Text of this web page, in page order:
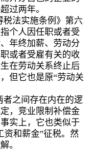
过两年。
税法实施条例》第六
个人因任职或者受
年终加薪、劳动分
或者受雇有关的收
在劳动关系终止后
但它也是原“劳动关
者之间存在内在的逻
，竞业限制补偿金
实上，它也类似于
资和薪金”征税。然
。